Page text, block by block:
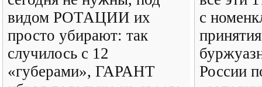
видом РОТАЦИИ их
просто убирают: так
случилось с 12
«губерами», ГАРАНТ
с
России